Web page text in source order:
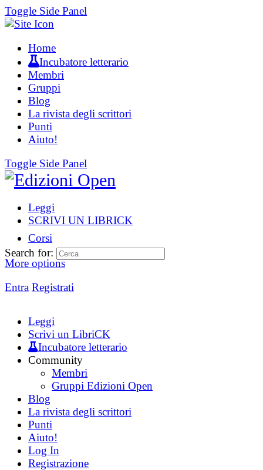
Toggle Side Panel
Home
Incubatore letterario
Membri
Gruppi
Blog
La rivista degli scrittori
Punti
Aiuto!
Toggle Side Panel
Leggi
SCRIVI UN LIBRICK
Corsi
More options
Entra Registrati
Search for:
Leggi
Scrivi un LibriCK
Incubatore letterario
Community
Membri
Gruppi Edizioni Open
Blog
La rivista degli scrittori
Punti
Aiuto!
Log In
Registrazione